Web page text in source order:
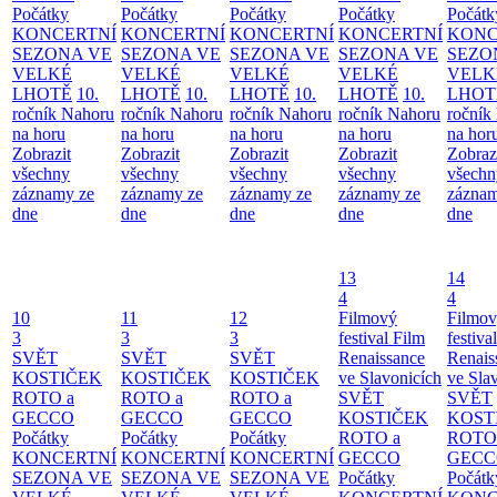
Počátky
KONCERTNÍ
SEZONA VE
VELKÉ
LHOTĚ 10.
ročník Nahoru
na horu
Zobrazit
všechny
záznamy ze
dne
Počátky
KONCERTNÍ
SEZONA VE
VELKÉ
LHOTĚ 10.
ročník Nahoru
na horu
Zobrazit
všechny
záznamy ze
dne
Počátky
KONCERTNÍ
SEZONA VE
VELKÉ
LHOTĚ 10.
ročník Nahoru
na horu
Zobrazit
všechny
záznamy ze
dne
Počátky
KONCERTNÍ
SEZONA VE
VELKÉ
LHOTĚ 10.
ročník Nahoru
na horu
Zobrazit
všechny
záznamy ze
dne
ročník
na
dne
10
3
SVĚT
KOSTIČEK
ROTO a
GECCO
Počátky
KONCERTNÍ
SEZONA VE
11
3
SVĚT
KOSTIČEK
ROTO a
GECCO
Počátky
KONCERTNÍ
SEZONA VE
12
3
SVĚT
KOSTIČEK
ROTO a
GECCO
Počátky
KONCERTNÍ
SEZONA VE
13
4
Filmový
festival Film
Renaissance
ve Slavonicích
SVĚT
KOSTIČEK
ROTO a
GECCO
Počátky
14
4
ve
SVĚT